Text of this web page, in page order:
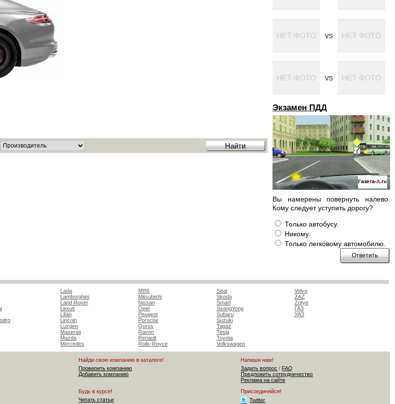
VS
VS
Экзамен ПДД
Вы намерены повернуть налево.
Кому следует уступить дорогу?
Только автобусу.
Никому.
Только легковому автомобилю.
Lada
Lamborghini
Land Rover
Lexus
Lifan
Lincoln
Luxgen
Maserati
Mazda
Mercedes
MINI
Mitsubishi
Nissan
Opel
Peugeot
Porsche
Qoros
Ravon
Renault
Rolls-Royce
Seat
Skoda
Smart
SsangYong
Subaru
Suzuki
Tagaz
Tesla
Toyota
Volkswagen
Volvo
ZAZ
Zotye
ГАЗ
УАЗ
Найди свою компанию в каталоге!
Проверить компанию
Добавить компанию
Напиши нам!
Задать вопрос / FAQ
Предложить сотрудничество
Реклама на сайте
Будь в курсе!
Читать статьи
Присоединяйся!
Twitter